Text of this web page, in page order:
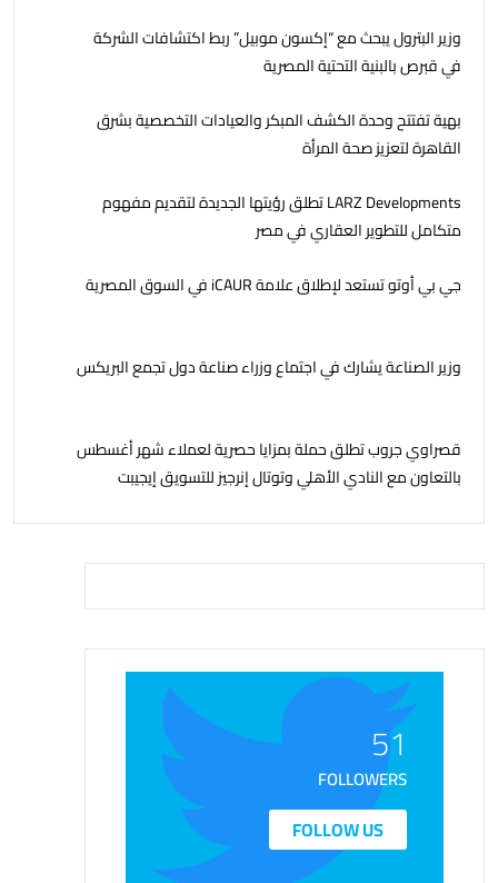
وزير البترول يبحث مع “إكسون موبيل” ربط اكتشافات الشركة
في قبرص بالبنية التحتية المصرية
بهية تفتتح وحدة الكشف المبكر والعيادات التخصصية بشرق
القاهرة لتعزيز صحة المرأة
LARZ Developments تطلق رؤيتها الجديدة لتقديم مفهوم
متكامل للتطوير العقاري في مصر
جي بي أوتو تستعد لإطلاق علامة iCAUR في السوق المصرية
وزير الصناعة يشارك في اجتماع وزراء صناعة دول تجمع البريكس
قصراوي جروب تطلق حملة بمزايا حصرية لعملاء شهر أغسطس
بالتعاون مع النادي الأهلي وتوتال إنرجيز للتسويق إيجيبت
51
FOLLOWERS
FOLLOW US